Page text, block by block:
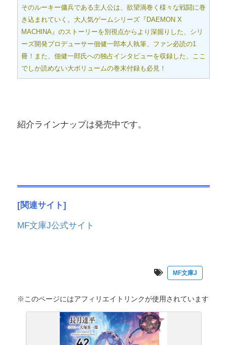
そのルーキー傭兵である主人公は、欲望渦巻く様々な戦闘に巻
き込まれていく。大人気ゲームシリーズ『DAEMON X
MACHINA』のストーリーを別視点からより深掘りした、シリ
ーズ開発プロデューサー佃健一郎本人執筆、ファン必読の1
冊！また、佃健一郎氏への独占インタビューを収録した、ここ
でしか読めない大ボリュームの巻末付録も必見！
紹介ラインナップは発売中です。
[関連サイト]
MF文庫J公式サイト
MF文庫J
※このページにはアフィリエイトリンクが使用されています